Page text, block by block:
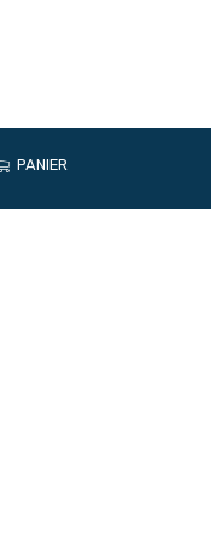
PANIER